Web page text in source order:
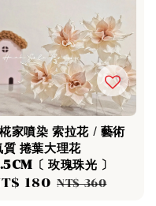
家噴染 索拉花 / 藝術
質 捲葉大理花
〔 玫瑰珠光 〕
180 Regular
NT$ 360